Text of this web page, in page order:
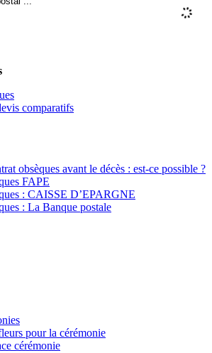
comparatifs
obsèques avant le décès : est-ce possible ?
FAPE
: CAISSE D’EPARGNE
: La Banque postale
pour la cérémonie
cérémonie